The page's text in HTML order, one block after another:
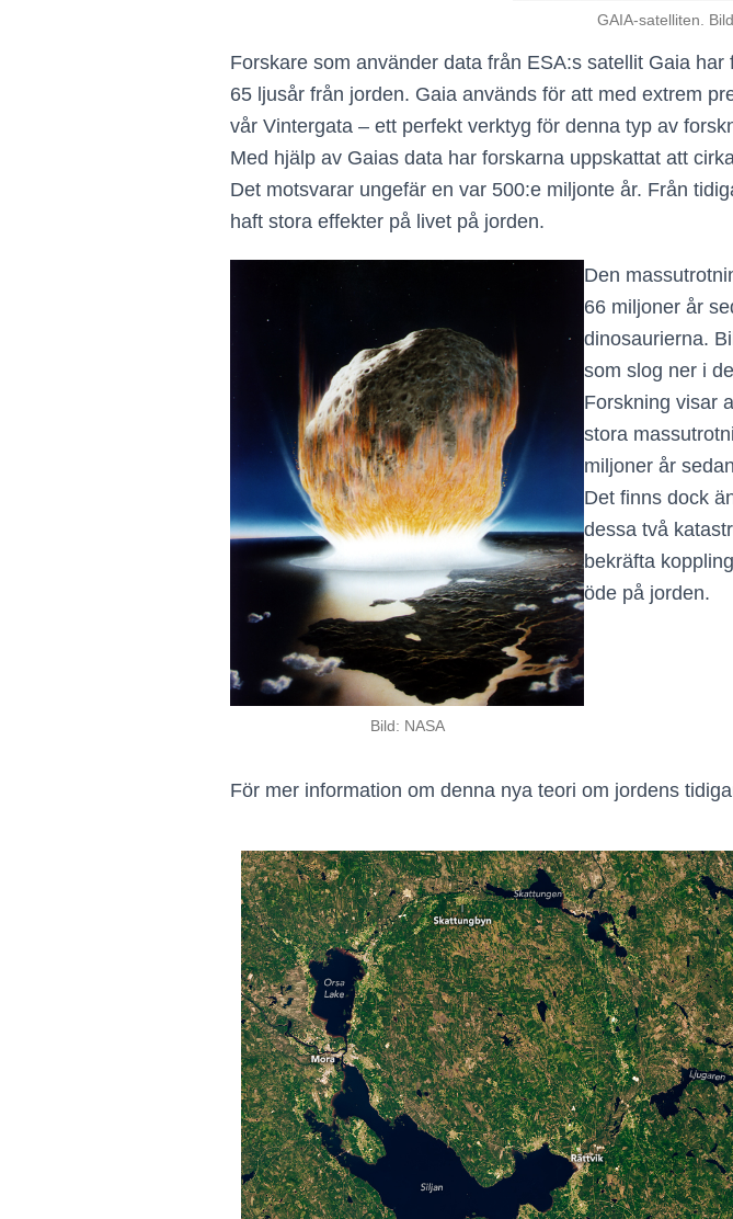
GAIA-satelliten.
Forskare som använder data från ESA:s satellit Gaia
65 ljusår från jorden. Gaia används för att med extrem
vår Vintergata – ett perfekt verktyg för denna typ av
Med hjälp av Gaias data har forskarna uppskattat att
Det motsvarar ungefär en var 500:e miljonte år. Från
haft stora effekter på livet på jorden.
Bild: NASA
Den
66 miljoner år
dinosaurierna.
som slog ner i
Forskning visar
stora
miljoner år
Det finns dock
dessa två
bekräfta
öde på jorden.
För mer information om denna nya teori om jordens